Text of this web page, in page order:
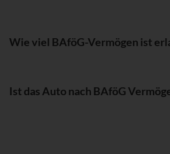
Wie viel BAföG-Vermögen ist
Ist das Auto nach BAföG